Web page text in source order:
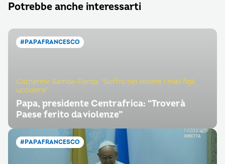
Potrebbe anche interessarti
#PAPAFRANCESCO
Catherine Samba-Panza: “Soffro nel vedere i miei figli
uccidersi”
Papa, presidente Centrafrica: “Troverà
Paese ferito da violenze”
#PAPAFRANCESCO